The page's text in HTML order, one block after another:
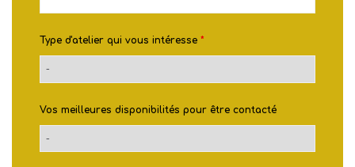
Type d'atelier qui vous intéresse *
Vos meilleures disponibilités pour être contacté